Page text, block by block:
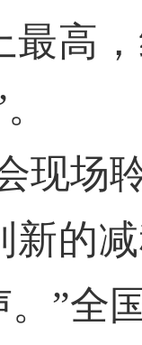
最高
场聆
新的
”全